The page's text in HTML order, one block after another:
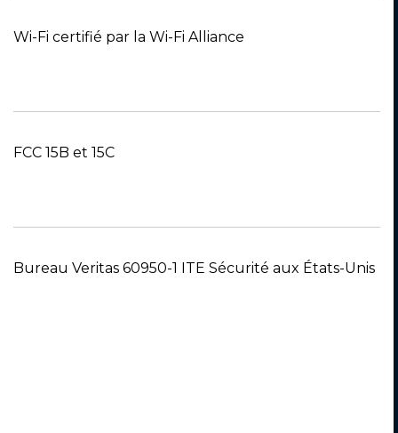
Wi-Fi certifié par la Wi-Fi Alliance
FCC 15B et 15C
Bureau Veritas 60950-1 ITE Sécurité aux États-Unis